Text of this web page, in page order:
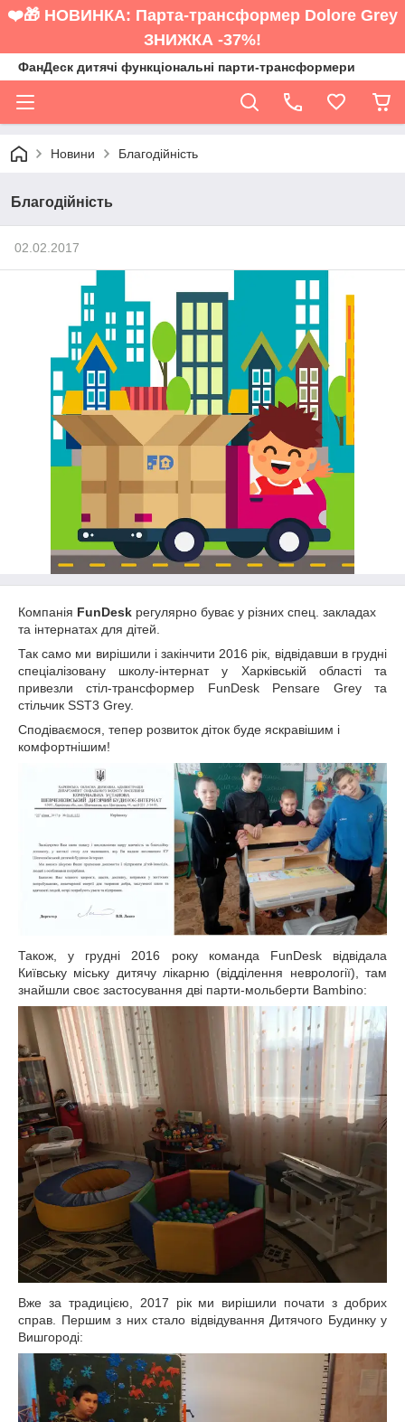
❤️🎁 НОВИНКА: Парта-трансформер Dolore Grey
ЗНИЖКА -37%!
ФанДеск дитячі функціональні парти-трансформери
Новини Благодійність
Благодійність
02.02.2017
Компанія FunDesk регулярно буває у різних спец. закладах
та інтернатах для дітей.
Так само ми вирішили і закінчити 2016 рік, відвідавши в грудні
спеціалізовану школу-інтернат у Харківській області та
привезли стіл-трансформер FunDesk Pensare Grey та
стільчик SST3 Grey.
Сподіваємося, тепер розвиток діток буде яскравішим і
комфортнішим!
Також, у грудні 2016 року команда FunDesk відвідала
Київську міську дитячу лікарню (відділення неврології), там
знайшли своє застосування дві парти-мольберти Bambino:
Вже за традицією, 2017 рік ми вирішили почати з добрих
справ. Першим з них стало відвідування Дитячого Будинку у
Вишгороді: